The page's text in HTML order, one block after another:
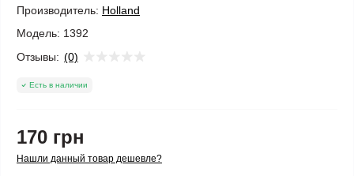
Производитель: Holland
Модель: 1392
Отзывы: (0)
Есть в наличии
170 грн
Нашли данный товар дешевле?